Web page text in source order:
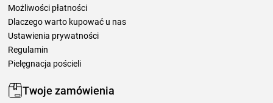
Możliwości płatności
Dlaczego warto kupować u nas
Ustawienia prywatności
Regulamin
Pielęgnacja pościeli
Twoje zamówienia